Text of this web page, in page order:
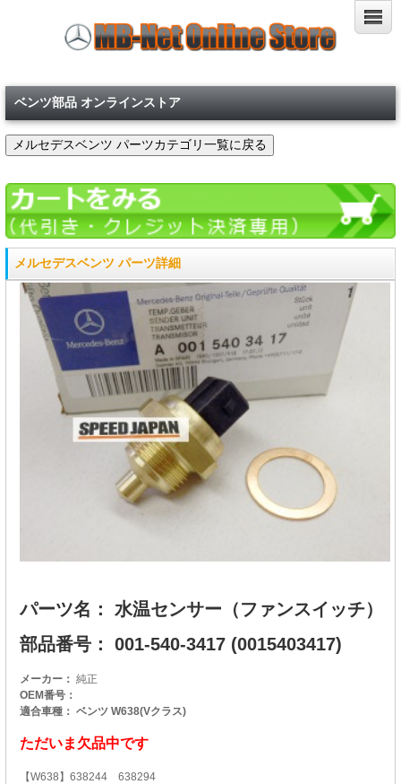
ベンツ部品 オンラインストア
メルセデスベンツ パーツ詳細
パーツ名： 水温センサー（ファンスイッチ）
部品番号： 001-540-3417 (0015403417)
メーカー： 純正
OEM番号：
適合車種： ベンツ W638(Vクラス)
ただいま欠品中です
【W638】638244 638294